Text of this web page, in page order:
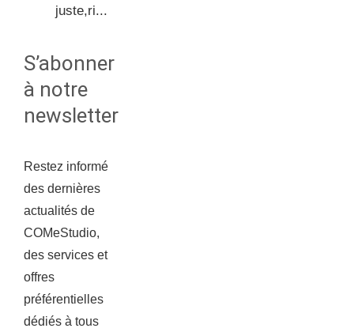
juste,ri...
S’abonner
à notre
newsletter
Restez informé
des dernières
actualités de
COMeStudio,
des services et
offres
préférentielles
dédiés à tous